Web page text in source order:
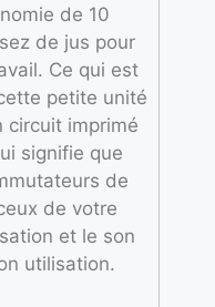
de 10
de jus pour
Ce qui est
petite unité
circuit imprimé
signifie que
de
de votre
et le son
utilisation.